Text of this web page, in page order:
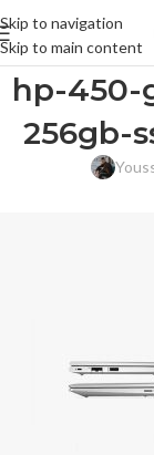
Skip to navigation
Skip to main content
hp-450-
256gb-